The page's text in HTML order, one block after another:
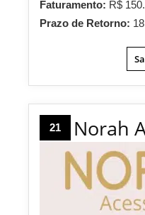
Faturamento: R$
Prazo de Retorno:
21 Norah